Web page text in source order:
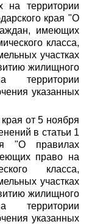
на территории
края "О
имеющих
класса,
участках
жилищного
территории
указанных
от 5 ноября
в статьи 1
"О правилах
право на
класса,
участках
жилищного
территории
указанных